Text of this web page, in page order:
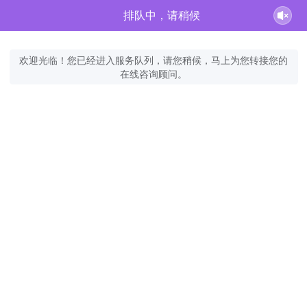
排队中，请稍候
欢迎光临！您已经进入服务队列，请您稍候，马上为您转接您的
在线咨询顾问。